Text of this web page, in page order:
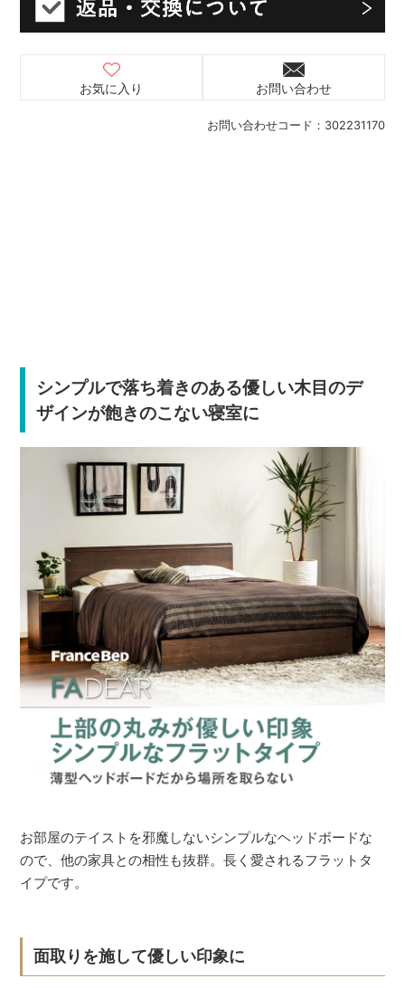
お問い合わせコード： 302231170
お気に入り お問い合わせ
シンプルで落ち着きのある優しい木目のデ
ザインが飽きのこない寝室に
お部屋のテイストを邪魔しないシンプルなヘッドボードな
ので、他の家具との相性も抜群。長く愛されるフラットタ
イプです。
面取りを施して優しい印象に